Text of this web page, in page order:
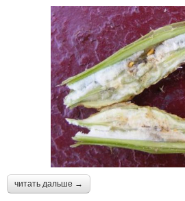
читать дальше →